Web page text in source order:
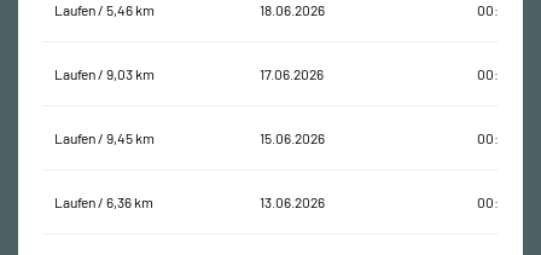
Laufen / 5,46 km 18.06.2026 00:34:02
Laufen / 9,03 km 17.06.2026 00:57:32
Laufen / 9,45 km 15.06.2026 00:59:09
Laufen / 6,36 km 13.06.2026 00:36:42